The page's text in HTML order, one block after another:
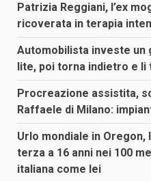
Patrizia Reggiani, l’ex
ricoverata in terapia
Automobilista investe un
lite, poi torna indietro e
Procreazione assistita,
Raffaele di Milano:
Urlo mondiale in Oregon,
terza a 16 anni nei 100
italiana come lei